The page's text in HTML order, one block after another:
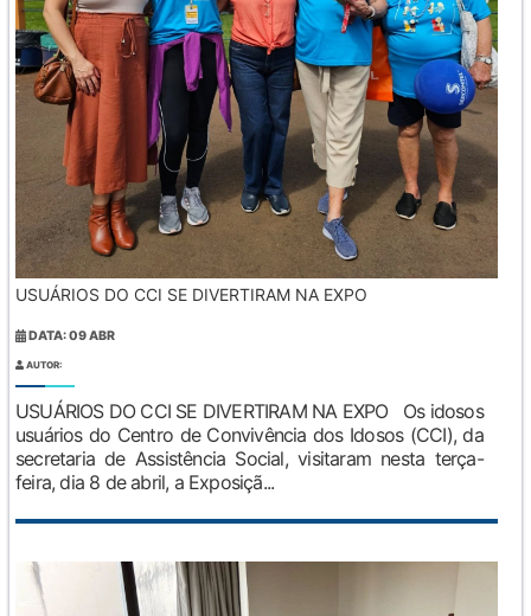
USUÁRIOS DO CCI SE DIVERTIRAM NA EXPO
DATA: 09 ABR
AUTOR:
USUÁRIOS DO CCI SE DIVERTIRAM NA EXPO Os idosos
usuários do Centro de Convivência dos Idosos (CCI), da
secretaria de Assistência Social, visitaram nesta terça-
feira, dia 8 de abril, a Exposiçã...